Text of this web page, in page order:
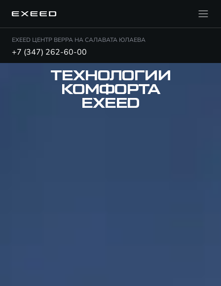
EXEED ЦЕНТР ВЕРРА НА САЛАВАТА ЮЛАЕВА
+7 (347) 262-60-00
ТЕХНОЛОГИИ
КОМФОРТА
EXEED